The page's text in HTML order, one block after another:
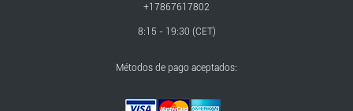
+17867617802
8:15 - 19:30 (CET)
Métodos de pago aceptados: